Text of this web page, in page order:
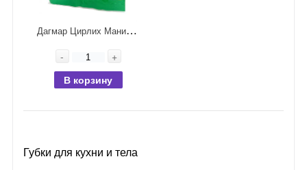
Д
агмар Цирлих Манирлих Чистый четверг Губка массажная в вакуумной упаковке
-
+
В корзину
Губки для кухни и тела